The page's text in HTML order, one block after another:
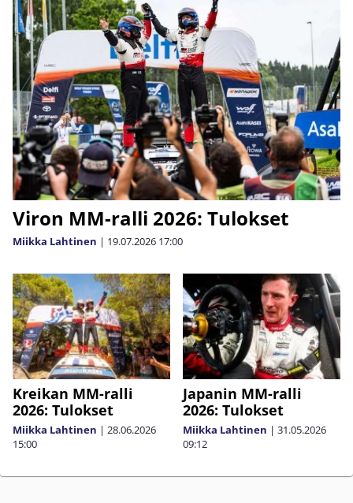
Viron MM-ralli 2026: Tulokset
Miikka Lahtinen | 19.07.2026 17:00
Kreikan MM-ralli
2026: Tulokset
Miikka Lahtinen | 28.06.2026
15:00
Japanin MM-ralli
2026: Tulokset
Miikka Lahtinen | 31.05.2026
09:12